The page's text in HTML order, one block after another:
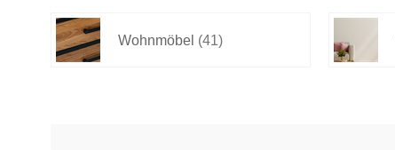
Wohnmöbel (41)